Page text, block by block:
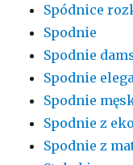
Spódnice
Spodnie
Spodnie
Spodnie
Spodnie
Spodnie z
Spodnie z